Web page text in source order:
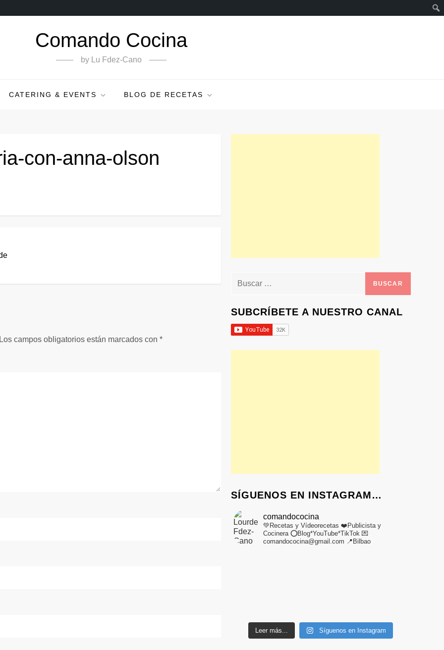
Comando Cocina
by Lu Fdez-Cano
CATERING & EVENTS BLOG DE RECETAS
con-anna-olson
campos obligatorios están marcados con*
Buscar:
SUBCRÍBETE A NUESTRO CANAL
SÍGUENOS EN INSTAGRAM…
comandococina
💚Recetas y Vídeorecetas ❤️Publicista y
Cocinera⭕Blog*YouTube*TikTok💌
comandococina@gmail.com 📍Bilbao
Leer más... Síguenos en Instagram